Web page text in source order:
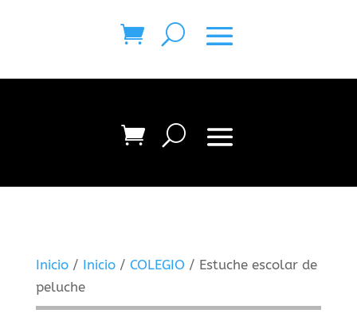
Inicio/ Inicio/ COLEGIO / Estuche escolar de
peluche